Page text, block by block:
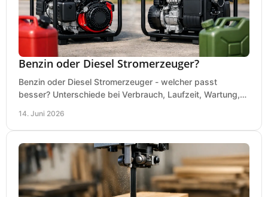
Benzin oder Diesel Stromerzeuger?
Benzin oder Diesel Stromerzeuger - welcher passt
besser? Unterschiede bei Verbrauch, Laufzeit, Wartung,
14. Juni 2026